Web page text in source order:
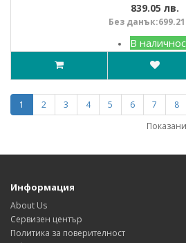
839.05 лв.
Без
В
1 2 3 4 5 6 7 8
Информация
About Us
Сервизен център
Политика за поверителност